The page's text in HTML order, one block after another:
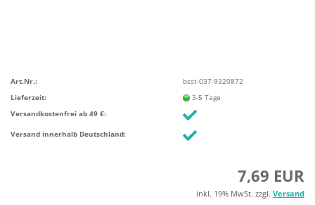
Art.Nr.:
bsst-037-9320872
Lieferzeit:
3-5 Tage
Versandkostenfrei ab 49 €:
Versand innerhalb Deutschland:
7,69 EUR
inkl. 19% MwSt. zzgl. Versand